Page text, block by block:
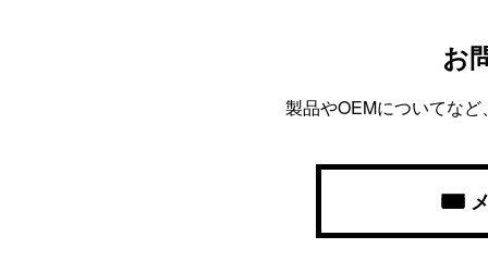
お
製品やOEMについてな